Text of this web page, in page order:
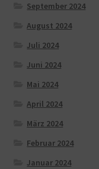
September 2024
August 2024
Juli 2024
Juni 2024
Mai 2024
April 2024
März 2024
Februar 2024
Januar 2024